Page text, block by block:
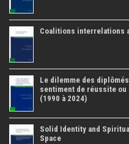
Coalitions interrelations
Le dilemme des
sentiment de réussite
(1990 à 2024)
Solid Identity and
Space